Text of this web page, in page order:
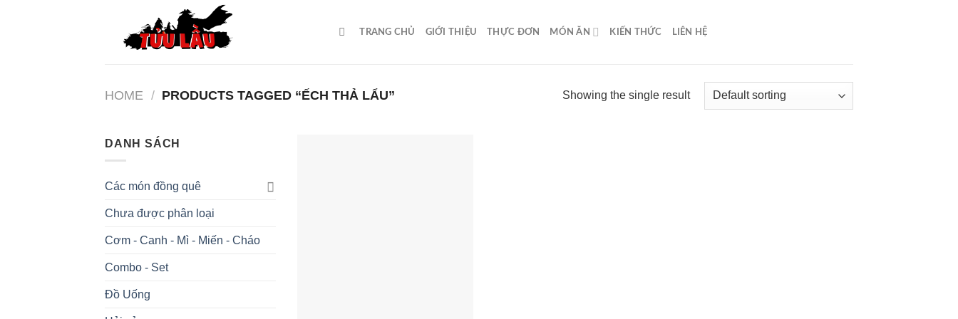
TRANG CHỦ GIỚI THIỆU THỰC ĐƠN MÓN ĂN KIẾN THỨC LIÊN HỆ
HOME / PRODUCTS TAGGED “ẾCH THẢ LẨU” Showing the single result
DANH SÁCH
Các món đồng quê
Chưa được phân loại
Cơm - Canh - Mì - Miến - Cháo
Combo - Set
Đồ Uống